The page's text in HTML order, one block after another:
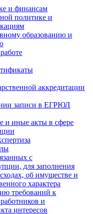
и финансам
политике и
образованию и
аккредитации
записи в ЕГРЮЛ
и иные акты в сфере
с
для заполнения
об имуществе и
характера
требований к
и
интересов